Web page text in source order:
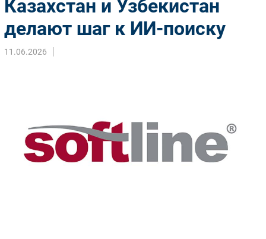
Фиксированная связь
Интеграция
Рынок ПК
Outsourcing
Кадры
Регулирование
Казахстан и Узбекистан
делают шаг к ИИ-поиску
11.06.2026